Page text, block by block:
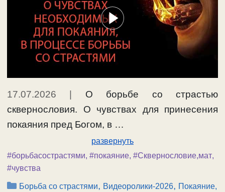
17.07.2026
О борьбе со страстью
сквернословия. О чувствах для принесения
покаяния пред Богом, в …
развернуть
#борьбасострастями, #покаяние, #Сквернословие,мат,
#чувства
Рубрики
Борьба со страстями, Видеоролики-2026, Покаяние,